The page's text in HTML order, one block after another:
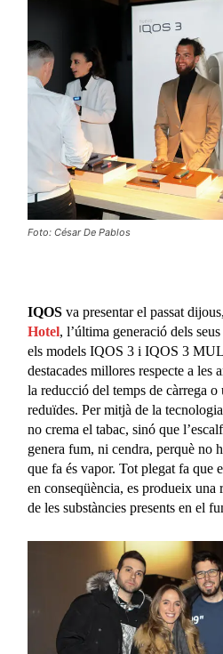
Foto: César De Pablos
IQOS va presentar el passat
Hotel, l’última generació dels
els models IQOS 3 i IQOS 3
destacades millores respecte a les
la reducció del temps de càrrega o
reduïdes. Per mitjà de la
no crema el tabac, sinó que
genera fum, ni cendra, perquè no
que fa és vapor. Tot plegat fa que
en conseqüència, es produeix
de les substàncies presents en el